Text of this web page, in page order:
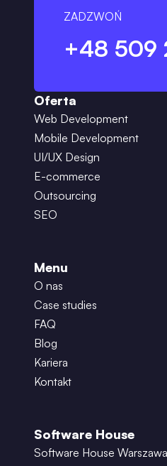
ZADZWOŃ
+48 509
Oferta
Web Development
Mobile Development
UI/UX Design
E-commerce
Outsourcing
SEO
Menu
O nas
Case studies
FAQ
Blog
Kariera
Kontakt
Software House
Software House Warszawa